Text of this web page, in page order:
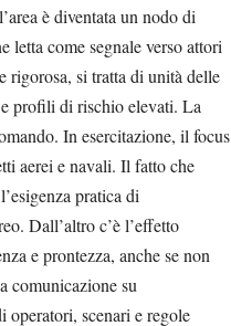
è diventata un nodo di
letta come segnale verso attori
rigorosa, si tratta di unità delle
profili di rischio elevati. La
In esercitazione, il focus
aerei e navali. Il fatto che
pratica di
Dall’altro c’è l’effetto
e prontezza, anche se non
comunicazione su
operatori, scenari e regole